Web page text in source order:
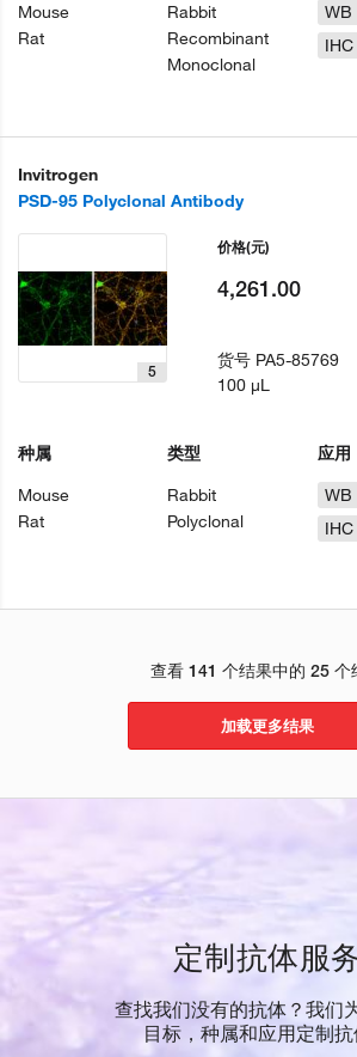
Mouse
Rat
Rabbit
Recombinant
Monoclonal
WB
IHC
Invitrogen
PSD-95 Polyclonal Antibody
5
种属
Mouse
Rat
类型
Rabbit
Polyclonal
应用
WB
IHC
价格(元)
4,261.00
货号 PA5-85769
100 µL
查看 141 个结果中的 25 个
加载更多结果
定制抗体服
查找我们没有的抗体？我们
目标，种属和应用定制抗